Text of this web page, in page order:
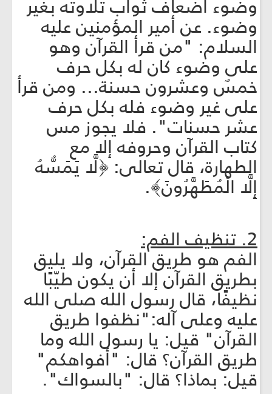
وضوء أضعاف ثواب تلاوته بغير
وضوء. عن أمير المؤمنين عليه
السلام: "من قرأ القرآن وهو
على وضوء كان له بكل حرف
خمسٌ وعشرون حسنة... ومن قرأ
على غير وضوء فله بكل حرف
عشر حسنات". فلا يجوز مس
كتاب القرآن وحروفه إلا مع
الطهارة، قال تعالى: ﴿لَّا يَمَسُّهُ
إِلَّا الْمُطَهَّرُونَ﴾.
2. تنظيف الفم:
الفم هو طريق القرآن، ولا يليق
بطريق القرآن إلا أن يكون طيّبًا
نظيفًا، قال رسول الله صلى الله
عليه وعلى آله:"نظفوا طريق
القرآن" قيل: يا رسول الله وما
طريق القرآن؟ قال: "أفواهكم"
قيل: بماذا؟ قال: "بالسواك".